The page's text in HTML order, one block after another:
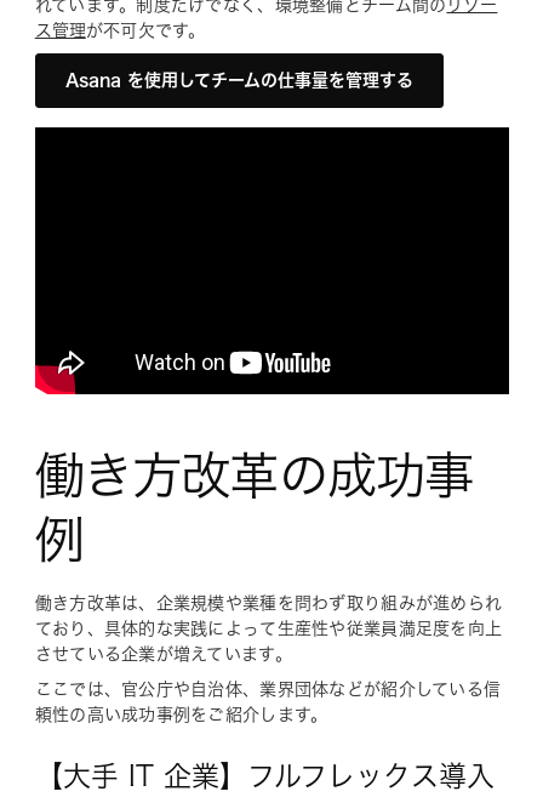
れています。制度だけでなく、環境整備とチーム間の リソー
ス管理が不可欠です。
Asana を使用してチームの仕事量を管理する
働き方改革の成功事
例
働き方改革は、企業規模や業種を問わず取り組みが進められ
ており、具体的な実践によって生産性や従業員満足度を向上
させている企業が増えています。
ここでは、官公庁や自治体、業界団体などが紹介している信
頼性の高い成功事例をご紹介します。
【大手 IT 企業】フルフレックス導入